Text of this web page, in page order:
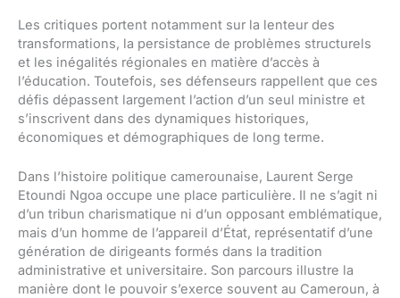
Les critiques portent notamment sur la lenteur des
transformations, la persistance de problèmes structurels
et les inégalités régionales en matière d’accès à
l’éducation. Toutefois, ses défenseurs rappellent que ces
défis dépassent largement l’action d’un seul ministre et
s’inscrivent dans des dynamiques historiques,
économiques et démographiques de long terme.
Dans l’histoire politique camerounaise, Laurent Serge
Etoundi Ngoa occupe une place particulière. Il ne s’agit ni
d’un tribun charismatique ni d’un opposant emblématique,
mais d’un homme de l’appareil d’État, représentatif d’une
génération de dirigeants formés dans la tradition
administrative et universitaire. Son parcours illustre la
manière dont le pouvoir s’exerce souvent au Cameroun, à